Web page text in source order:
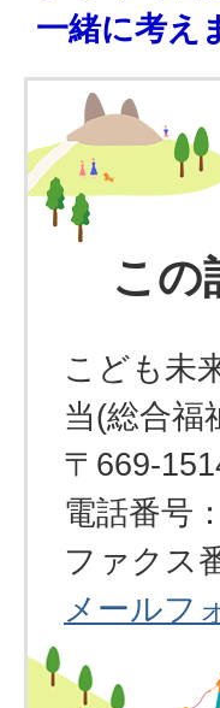
一緒に考え
この
こども未
当(総合福
〒669-
電話番号
ファクス
メールフ